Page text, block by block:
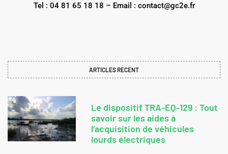
Tel : 04 81 65 18 18 – Email : contact@gc2e.fr
ARTICLES RECENT
Le dispositif TRA-EQ-129 : Tout
savoir sur les aides à
l’acquisition de véhicules
lourds électriques